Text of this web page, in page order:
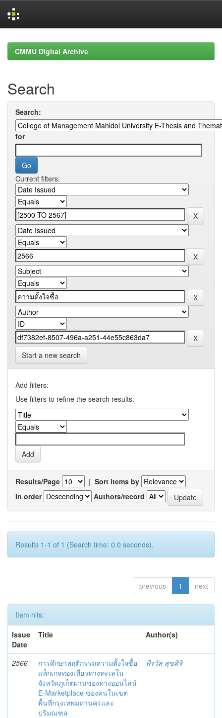
navigationCMMU Digital Archive
Search
Search:
for
Current filters:
Start a new search
Add filters:
Use filters to refine the search results.
Results/Page | Sort items by
In order
Authors/record
Results 1-1 of 1 (Search time: 0.0 seconds).
previous 1 next
Item hits:
Issue
Date
Title Author(s)
2566
การศึกษาพฤติกรรมความตั้งใจซื้อ
แพ็กเกจท่องเที่ยวทางทะเลใน
จังหวัดภูเก็ตผ่านช่องทางออนไลน์
E-Marketplace ของคนในเขต
พื้นที่กรุงเทพมหานครและ
ปริมณฑล
พีรวัส สุขศิริ